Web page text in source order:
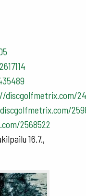
discgolfmetrix.com/
2568522
16.7.,